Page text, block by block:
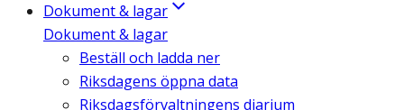
Dokument & lagar
Dokument & lagar
Beställ och ladda ner
Riksdagens öppna data
Riksdagsförvaltningens diarium